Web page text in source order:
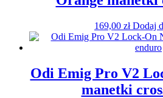
169,00 zł Dodaj
Odi Emig Pro V2
manetki